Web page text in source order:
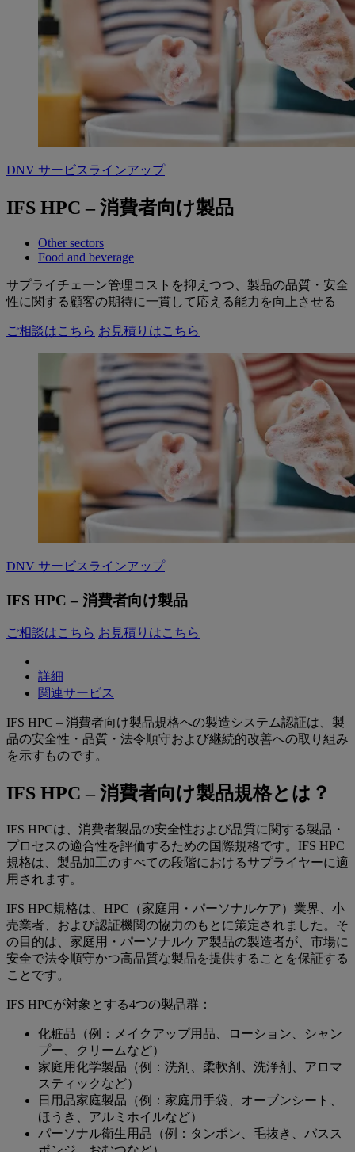
DNV サービスラインアップ
IFS HPC – 消費者向け製品
Other sectors
Food and beverage
サプライチェーン管理コストを抑えつつ、製品の品質・安全
性に関する顧客の期待に一貫して応える能力を向上させる
ご相談はこちら お見積りはこちら
DNV サービスラインアップ
IFS HPC – 消費者向け製品
ご相談はこちら お見積りはこちら
詳細
関連サービス
IFS HPC – 消費者向け製品規格への製造システム認証は、製
品の安全性・品質・法令順守および継続的改善への取り組み
を示すものです。
IFS HPC – 消費者向け製品規格とは？
IFS HPCは、消費者製品の安全性および品質に関する製品・
プロセスの適合性を評価するための国際規格です。IFS HPC
規格は、製品加工のすべての段階におけるサプライヤーに適
用されます。
IFS HPC規格は、HPC（家庭用・パーソナルケア）業界、小
売業者、および認証機関の協力のもとに策定されました。そ
の目的は、家庭用・パーソナルケア製品の製造者が、市場に
安全で法令順守かつ高品質な製品を提供することを保証する
ことです。
IFS HPCが対象とする4つの製品群：
化粧品（例：メイクアップ用品、ローション、シャン
プー、クリームなど）
家庭用化学製品（例：洗剤、柔軟剤、洗浄剤、アロマ
スティックなど）
日用品家庭製品（例：家庭用手袋、オーブンシート、
ほうき、アルミホイルなど）
パーソナル衛生用品（例：タンポン、毛抜き、バスス